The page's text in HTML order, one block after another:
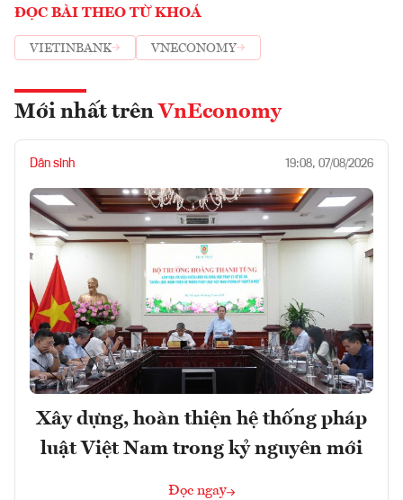
ĐỌC BÀI THEO TỪ KHOÁ
VIETINBANK VNECONOMY
Mới nhất trên VnEconomy
Dân sinh 19:08, 07/08/2026
Xây dựng, hoàn thiện hệ thống pháp
luật Việt Nam trong kỷ nguyên mới
Đọc ngay